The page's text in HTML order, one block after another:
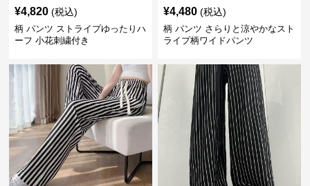
¥4,820 (税込)
柄 パンツ ストライプゆったりハ
ーフ 小花刺繍付き
¥4,480 (税込)
柄 パンツ さらりと涼やかなスト
ライプ柄ワイドパンツ